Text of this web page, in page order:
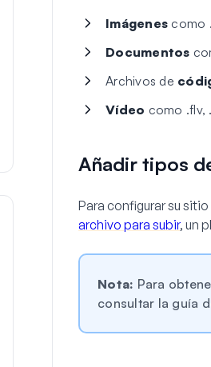
Imágenes como
Documentos
Archivos de
Vídeo como .flv,
Añadir tipos
Para configurar su
archivo para subir, un
Nota: Para
consultar la guía